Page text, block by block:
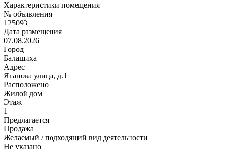
Характеристики помещения
№ объявления
125093
Дата размещения
07.08.2026
Город
Балашиха
Адрес
Яганова улица, д.1
Расположено
Жилой дом
Этаж
1
Предлагается
Продажа
Желаемый / подходящий вид деятельности
Не указано